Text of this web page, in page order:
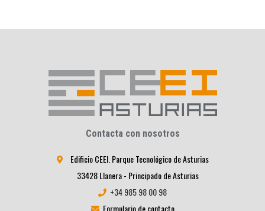
Contacta con nosotros
Edificio CEEI. Parque Tecnológico de Asturias
33428 Llanera - Principado de Asturias
+34 985 98 00 98
Formulario de contacto